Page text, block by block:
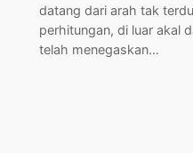
datang dari arah tak
perhitungan, di luar akal
telah menegaskan…